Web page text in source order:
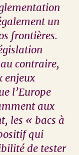
un
frontières.
contraire,
enjeux
l’Europe
aux
les « bacs à
qui
de tester